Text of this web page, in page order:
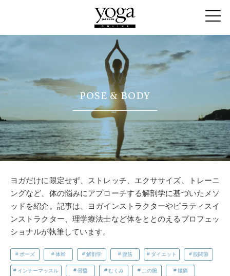
POSE & BODY
ヨガだけに限定せず、ストレッチ、エクササイズ、トレーニ
ングなど、体の悩みにアプローチする解剖学に基づいたメソ
ッドを紹介。記事は、ヨガインストラクターやピラティスイ
ンストラクター、理学療法士など体をととのえるプロフェッ
ショナルが執筆しています。
ポーズ 体幹 解剖学 腹筋 ダイエット 股関節
インナーマッスル 骨盤 むくみ 二の腕 腰痛